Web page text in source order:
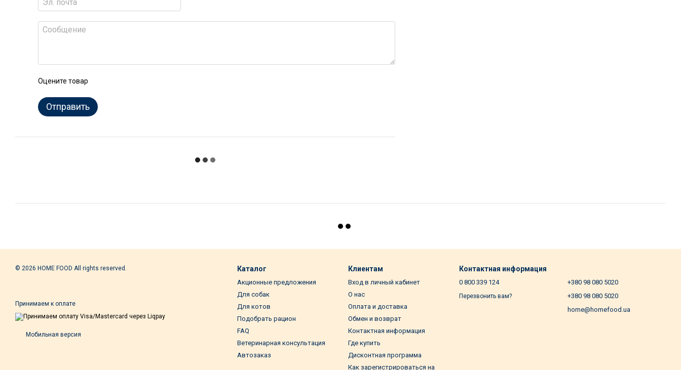
Оцените товар
Отправить
© 2026 HOME FOOD All rights reserved.
Принимаем к оплате
Мобильная версия
Каталог
Акционные предложения
Для собак
Для котов
Подобрать рацион
FAQ
Ветеринарная консультация
Автозаказ
Клиентам
Вход в личный кабинет
О нас
Оплата и доставка
Обмен и возврат
Контактная информация
Где купить
Дисконтная программа
Как зарегистрироваться на
Контактная информация
0 800 339 124
Перезвонить вам?
+380 98 080 5020
+380 98 080 5020
home@homefood.ua